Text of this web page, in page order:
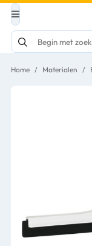
Home / Materialen /